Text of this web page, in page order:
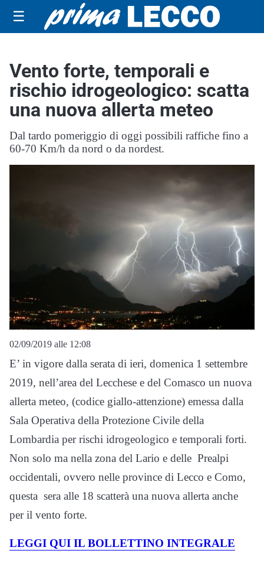
☰
Vento forte, temporali e
rischio idrogeologico: scatta
una nuova allerta meteo
Dal tardo pomeriggio di oggi possibili raffiche fino a
60-70 Km/h da nord o da nordest.
02/09/2019 alle 12:08
E’ in vigore dalla serata di ieri, domenica 1 settembre
2019, nell’area del Lecchese e del Comasco un nuova
allerta meteo, (codice giallo-attenzione) emessa dalla
Sala Operativa della Protezione Civile della
Lombardia per rischi idrogeologico e temporali forti.
Non solo ma nella zona del Lario e delle Prealpi
occidentali, ovvero nelle province di Lecco e Como,
questa sera alle 18 scatterà una nuova allerta anche
per il vento forte.
LEGGI QUI IL BOLLETTINO INTEGRALE